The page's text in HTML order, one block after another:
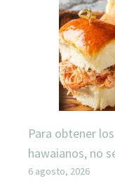
Para obtener
hawaianos, no
6 agosto, 2026